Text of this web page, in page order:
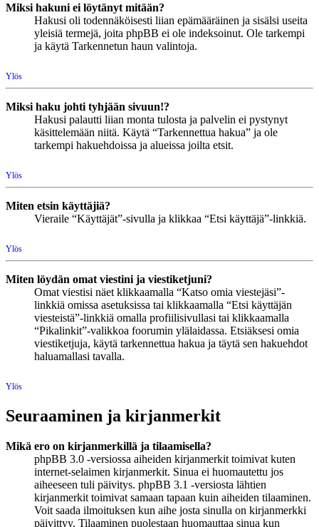
Miksi hakuni ei löytänyt mitään?
Hakusi oli todennäköisesti liian epämääräinen ja sisälsi useita
yleisiä termejä, joita phpBB ei ole indeksoinut. Ole tarkempi
ja käytä Tarkennetun haun valintoja.
Ylös
Miksi haku johti tyhjään sivuun!?
Hakusi palautti liian monta tulosta ja palvelin ei pystynyt
käsittelemään niitä. Käytä “Tarkennettua hakua” ja ole
tarkempi hakuehdoissa ja alueissa joilta etsit.
Ylös
Miten etsin käyttäjiä?
Vieraile “Käyttäjät”-sivulla ja klikkaa “Etsi käyttäjä”-linkkiä.
Ylös
Miten löydän omat viestini ja viestiketjuni?
Omat viestisi näet klikkaamalla “Katso omia viestejäsi”-
linkkiä omissa asetuksissa tai klikkaamalla “Etsi käyttäjän
viesteistä”-linkkiä omalla profiilisivullasi tai klikkaamalla
“Pikalinkit”-valikkoa foorumin ylälaidassa. Etsiäksesi omia
viestiketjuja, käytä tarkennettua hakua ja täytä sen hakuehdot
haluamallasi tavalla.
Ylös
Seuraaminen ja kirjanmerkit
Mikä ero on kirjanmerkillä ja tilaamisella?
phpBB 3.0 -versiossa aiheiden kirjanmerkit toimivat kuten
internet-selaimen kirjanmerkit. Sinua ei huomautettu jos
aiheeseen tuli päivitys. phpBB 3.1 -versiosta lähtien
kirjanmerkit toimivat samaan tapaan kuin aiheiden tilaaminen.
Voit saada ilmoituksen kun aihe josta sinulla on kirjanmerkki
päivittyy. Tilaaminen puolestaan huomauttaa sinua kun